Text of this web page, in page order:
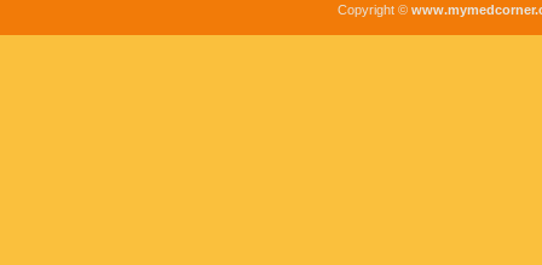
Copyright ©